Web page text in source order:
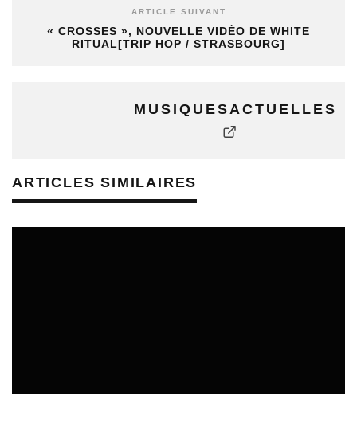
ARTICLE SUIVANT
« CROSSES », NOUVELLE VIDÉO DE WHITE
RITUAL[TRIP HOP / STRASBOURG]
MUSIQUESACTUELLES
ARTICLES SIMILAIRES